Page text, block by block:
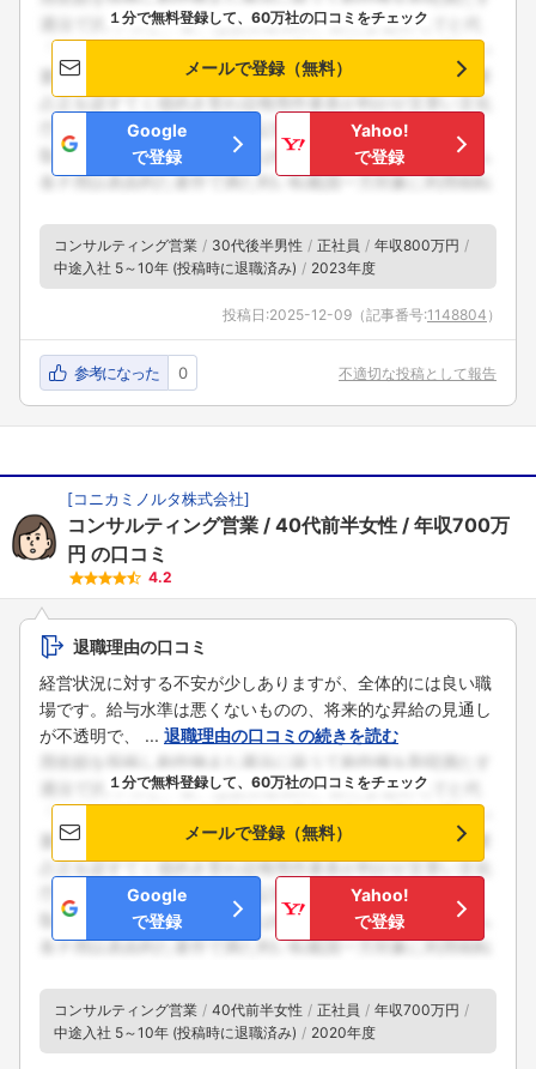
１分で無料登録して、60万社の口コミをチェック
メールで登録（無料）
Google
で登録
Yahoo!
で登録
コンサルティング営業 30代後半男性 正社員
年収800万円
中途入社 5～10年 (投稿時に退職済み)
2023年度
投稿日:2025-12-09 （記事番号:1148804 ）
参考になった 0 不適切な投稿として報告
[コニカミノルタ株式会社]
コンサルティング営業 40代前半女性
年収700万
円 の口コミ
4.2
退職理由の口コミ
経営状況に対する不安が少しありますが、全体的には良い職
場です。給与水準は悪くないものの、将来的な昇給の見通し
が不透明で、 ... 退職理由の口コミの続きを読む
１分で無料登録して、60万社の口コミをチェック
メールで登録（無料）
Google
で登録
Yahoo!
で登録
コンサルティング営業 40代前半女性 正社員
年収700万円
中途入社 5～10年 (投稿時に退職済み)
2020年度